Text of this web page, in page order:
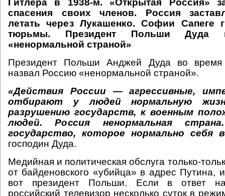
Гитлера в 1938-м. «Открытая Россия»
спасения своих членов. Россия
летать через Лукашенко. Софии Сапеге
тюрьмы. Президент Польши Дуда
«ненормальной страной»
Президент Польши Анджей Дуда во время
назвал Россию «ненормальной страной».
«Действия России — агрессивные,
отбирают у людей нормальную
разрушению государств, к военным
людей. Россия ненормальная
государство, которое нормально себя
господин Дуда.
Медийная и политическая обслуга только-
от байденовского «убийца» в адрес Путина,
вот президент Польши. Если в ответ
российский телевизор несколько суток в